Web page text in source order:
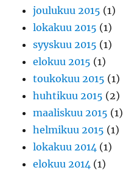
joulukuu 2015 (1)
lokakuu 2015 (1)
syyskuu 2015 (1)
elokuu 2015 (1)
toukokuu 2015 (1)
huhtikuu 2015 (2)
maaliskuu 2015 (1)
helmikuu 2015 (1)
lokakuu 2014 (1)
elokuu 2014 (1)